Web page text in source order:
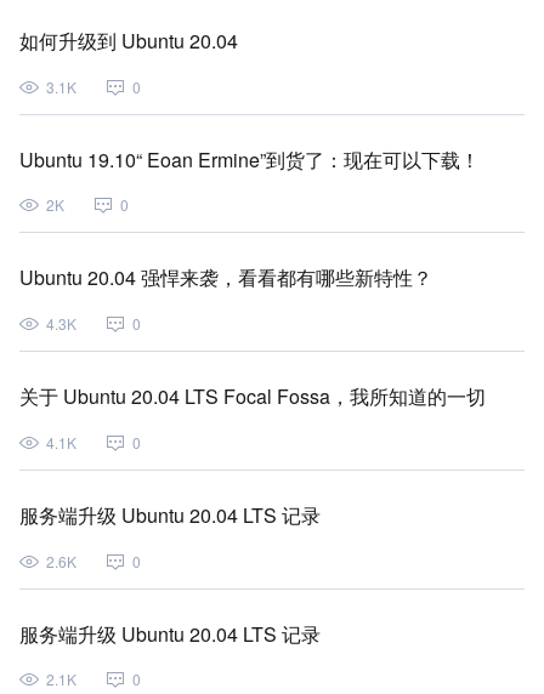
如何升级到 Ubuntu 20.04
3.1K 0
Ubuntu 19.10“ Eoan Ermine”到货了：现在可以下载！
2K 0
Ubuntu 20.04 强悍来袭，看看都有哪些新特性？
4.3K 0
关于 Ubuntu 20.04 LTS Focal Fossa，我所知道的一切
4.1K 0
服务端升级 Ubuntu 20.04 LTS 记录
2.6K 0
服务端升级 Ubuntu 20.04 LTS 记录
2.1K 0